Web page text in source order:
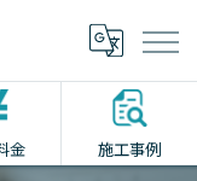
金 施工事例